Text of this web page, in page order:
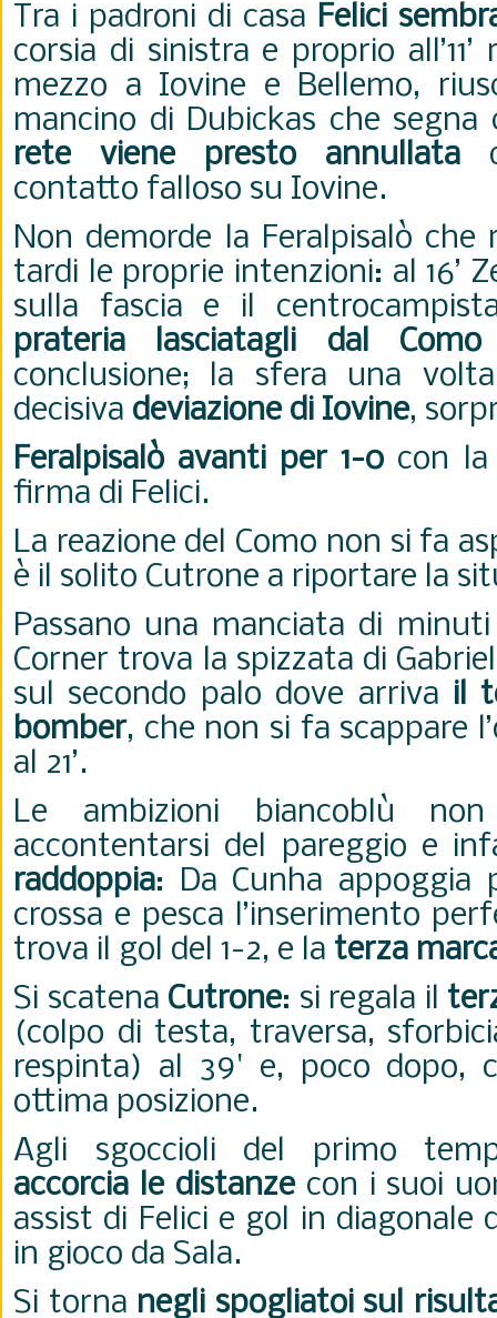
Tra i padroni di casa Felici
corsia di sinistra e proprio
mezzo a Iovine e Bellemo,
mancino di Dubickas che
rete viene presto annullata
contatto falloso su Iovine.
Non demorde la Feralpisalò che
tardi le proprie intenzioni: al 16’
sulla fascia e il
prateria lasciatagli dal Como
conclusione; la sfera una
decisiva deviazione di Iovine,
Feralpisalò avanti per 1-0con la
firma di Felici.
La reazione del Como non si fa
è il solito Cutrone a riportare la
Passano una manciata di
Corner trova la spizzata di
sul secondo palo dove arriva il
bomber, che non si fa scappare
al 21’.
Le ambizioni biancoblù
accontentarsi del pareggio e
raddoppia: Da Cunha appoggia
crossa e pesca l’inserimento
trova il gol del 1-2, e la terza
Si scatena Cutrone: si regala il
(colpo di testa, traversa,
respinta) al 39' e, poco dopo,
ottima posizione.
Agli sgoccioli del primo
accorcia le distanzecon i suoi
assist di Felici e gol in diagonale
in gioco da Sala.
Si torna negli spogliatoi sul